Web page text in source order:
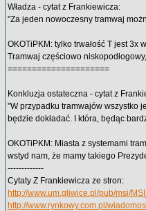
Władza - cytat z Frankiewicza:
"Za jeden nowoczesny tramwaj
OKOTiPKM: tylko trwałość T jest
Tramwaj częściowo
=====================
Konkluzja ostateczna - cytat z
"W przypadku tramwajów wszystko
będzie dokładać. I która, będąc
OKOTiPKM: Miasta z systemami
wstyd nam, że mamy takiego
-------------
Cytaty Z Frankiewicza ze stron:
http://www.um.gliwice.pl/pub/msi/
http://www.rynkowy.com.pl/